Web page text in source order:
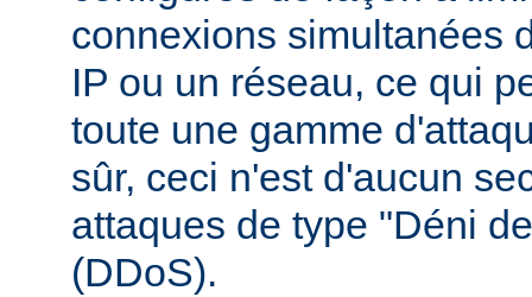
connexions simultanées
IP ou un réseau, ce qui
toute une gamme
sûr, ceci n'est d'aucun
attaques de type "Déni
(DDoS).